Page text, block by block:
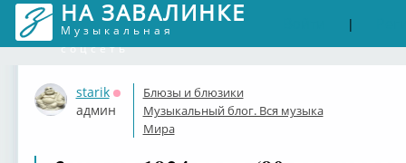
НА ЗАВАЛИНКЕ
Музыкальная
соцсеть
|
starik
Оффлайн
админ
Блюзы и блюзики
Музыкальный блог. Вся музыка
Мира